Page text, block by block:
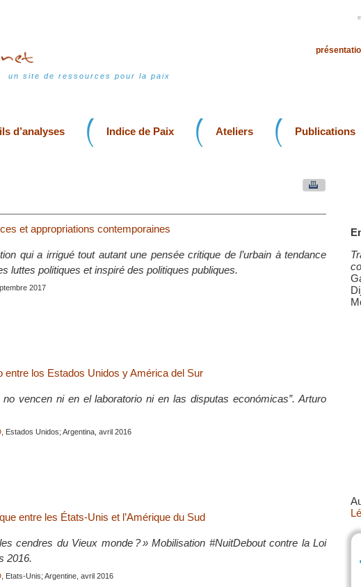
un site de ressources pour la paix
d’analyses Indice de Paix Ateliers Publications
et appropriations contemporaines
qui a irrigué tout autant une pensée critique de l’urbain à tendance
luttes politiques et inspiré des politiques publiques.
2017
entre los Estados Unidos y América del Sur
no vencen ni en el laboratorio ni en las disputas económicas”. Arturo
, Estados Unidos; Argentina, avril 2016
entre les États-Unis et l’Amérique du Sud
cendres du Vieux monde ? » Mobilisation #NuitDebout contre la Loi
2016.
, Etats-Unis; Argentine, avril 2016